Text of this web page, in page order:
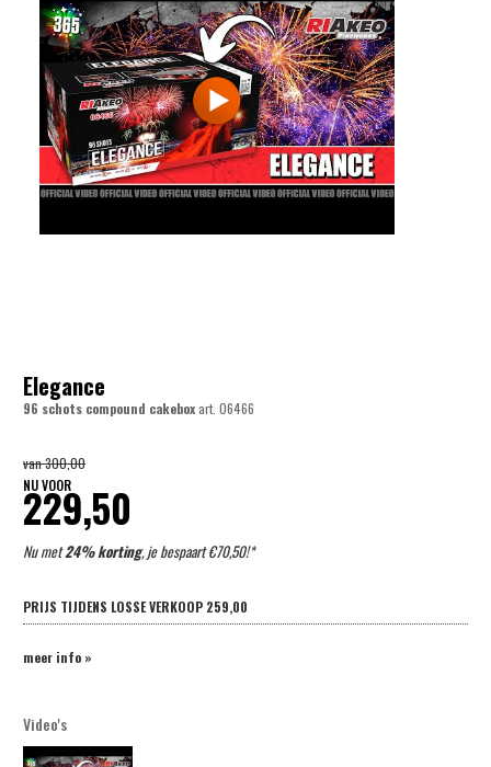
Elegance
96 schots compound cakeboxart. 06466
van300,00
NU VOOR
229,50
Nu met24% korting, je bespaart €70,50!*
PRIJS TIJDENS LOSSE VERKOOP 259,00
meer info »
Video's